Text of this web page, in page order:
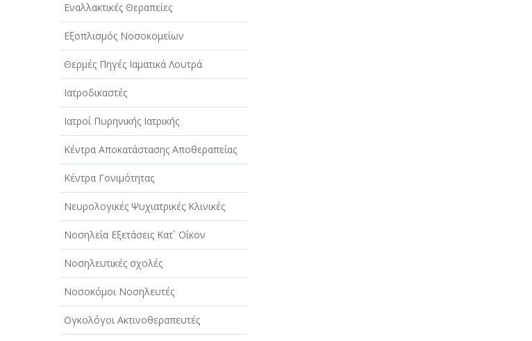
Εναλλακτικές Θεραπείες
Εξοπλισμός Νοσοκομείων
Θερμές Πηγές Ιαματικά Λουτρά
Ιατροδικαστές
Ιατροί Πυρηνικής Ιατρικής
Κέντρα Αποκατάστασης Αποθεραπείας
Κέντρα Γονιμότητας
Νευρολογικές Ψυχιατρικές Κλινικές
Νοσηλεία Εξετάσεις Κατ` Οίκον
Νοσηλευτικές σχολές
Νοσοκόμοι Νοσηλευτές
Ογκολόγοι Ακτινοθεραπευτές